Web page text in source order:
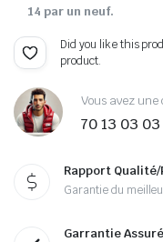
14 par un neuf.
Did you like this
product.
Vous avez une
70 13 03 03
Rapport
Garantie du
Garrantie